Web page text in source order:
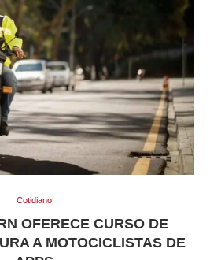
Cotidiano
OFERECE CURSO DE
A MOTOCICLISTAS DE